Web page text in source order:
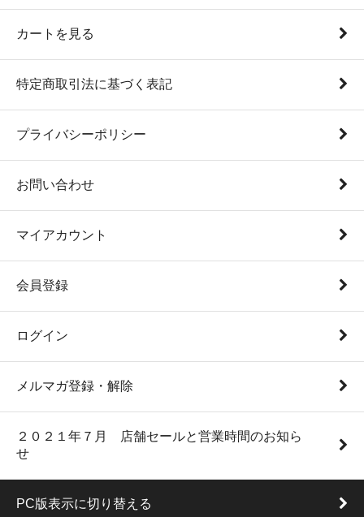
カートを見る
特定商取引法に基づく表記
プライバシーポリシー
お問い合わせ
マイアカウント
会員登録
ログイン
メルマガ登録・解除
２０２１年７月 店舗セールと営業時間のお知ら
せ
PC版表示に切り替える